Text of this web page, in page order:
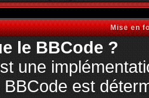
Mise en
le BBCode ?
une
est